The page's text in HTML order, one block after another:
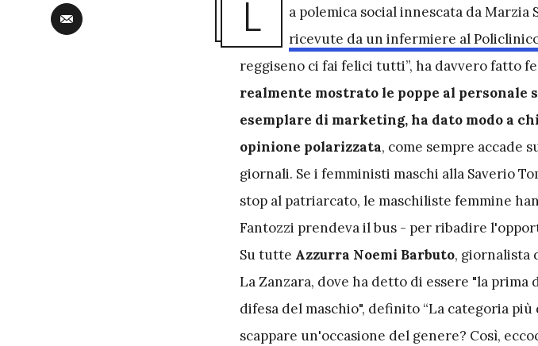
L a polemica social innescata da Marzia
ricevute da un infermiere al
reggiseno ci fai felici tutti”, ha davvero fatto
realmente mostrato le poppe al personale
esemplare di marketing, ha dato modo a
opinione polarizzata, come sempre accade
giornali. Se i femministi maschi alla Saverio
stop al patriarcato, le maschiliste femmine
Fantozzi prendeva il bus - per ribadire
Su tutte Azzurra Noemi Barbuto, giornalista
La Zanzara, dove ha detto di essere "la
difesa del maschio", definito “La categoria
scappare un'occasione del genere? Così,